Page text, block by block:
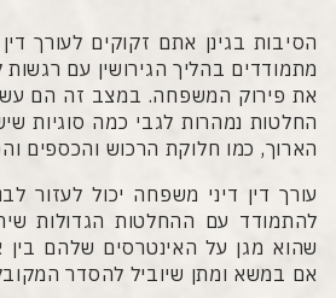
הסיבות בגינן אתם זקוקים לעורך
מתמודדים בהליך הגירושין עם רגשות
את פירוק המשפחה. במצב זה הם
החלטות נמהרות לגבי כמה סוגיות
הארוך, כמו חלוקת הרכוש והכספים
עורך דין דיני משפחה יכול לעזור
להתמודד עם ההחלטות הגדולות
שהוא מגן על האינטרסים שלהם
אם במשא ומתן שיוביל להסדר